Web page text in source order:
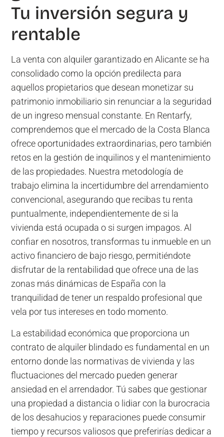
Tu inversión segura y
rentable
La venta con alquiler garantizado en Alicante se ha
consolidado como la opción predilecta para
aquellos propietarios que desean monetizar su
patrimonio inmobiliario sin renunciar a la seguridad
de un ingreso mensual constante. En Rentarfy,
comprendemos que el mercado de la Costa Blanca
ofrece oportunidades extraordinarias, pero también
retos en la gestión de inquilinos y el mantenimiento
de las propiedades. Nuestra metodología de
trabajo elimina la incertidumbre del arrendamiento
convencional, asegurando que recibas tu renta
puntualmente, independientemente de si la
vivienda está ocupada o si surgen impagos. Al
confiar en nosotros, transformas tu inmueble en un
activo financiero de bajo riesgo, permitiéndote
disfrutar de la rentabilidad que ofrece una de las
zonas más dinámicas de España con la
tranquilidad de tener un respaldo profesional que
vela por tus intereses en todo momento.
La estabilidad económica que proporciona un
contrato de alquiler blindado es fundamental en un
entorno donde las normativas de vivienda y las
fluctuaciones del mercado pueden generar
ansiedad en el arrendador. Tú sabes que gestionar
una propiedad a distancia o lidiar con la burocracia
de los desahucios y reparaciones puede consumir
tiempo y recursos valiosos que preferirías dedicar a